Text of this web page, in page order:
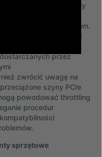
transceivery
spadki
przez system.
logów systemowych i
i sterowników,
przez
zwrócić uwagę na
szyny PCIe
powodować throttling
procedur
sprzętowe